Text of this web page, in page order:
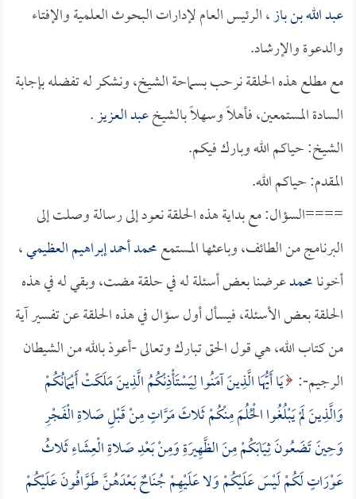
عبد الله بن باز، الرئيس العام لإدارات البحوث العلمية والإفتاء
والدعوة والإرشاد.
مع مطلع هذه الحلقة نرحب بسماحة الشيخ، ونشكر له تفضله بإجابة
السادة المستمعين، فأهلاً وسهلاً بالشيخعبد العزيز.
الشيخ: حياكم الله وبارك فيكم.
المقدم: حياكم الله.
====السؤال: مع بداية هذه الحلقة نعود إلى رسالة وصلت إلى
البرنامج من الطائف، وباعثها المستمعمحمد أحمد إبراهيم العظيمي،
أخونامحمدعرضنا بعض أسئلة له في حلقة مضت، وبقي له في هذه
الحلقة بعض الأسئلة، فيسأل أول سؤال في هذه الحلقة عن تفسير آية
من كتاب الله، هي قول الحق تبارك وتعالى -أعوذ بالله من الشيطان
الرجيم-: يَا أَيُّهَا الَّذِينَ آمَنُوا لِيَسْتَأْذِنْكُمُ الَّذِينَ مَلَكَتْ أَيْمَانُكُمْ
وَالَّذِينَ لَمْ يَبْلُغُوا الْحُلُمَ مِنْكُمْ ثَلاثَ مَرَّاتٍ مِنْ قَبْلِ صَلاةِ الْفَجْرِ
وَحِينَ تَضَعُونَ ثِيَابَكُمْ مِنَ الظَّهِيرَةِ وَمِنْ بَعْدِ صَلاةِ الْعِشَاءِ ثَلاثُ
عَوْرَاتٍ لَكُمْ لَيْسَ عَلَيْكُمْ وَلا عَلَيْهِمْ جُنَاحٌ بَعْدَهُنَّ طَوَّافُونَ عَلَيْكُمْ